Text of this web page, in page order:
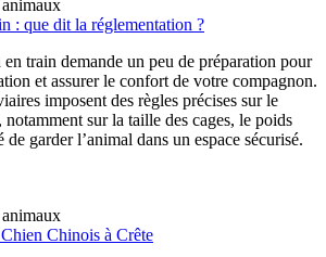
: que dit la réglementation ?
train demande un peu de préparation pour
et assurer le confort de votre compagnon.
imposent des règles précises sur le
sur la taille des cages, le poids
garder l’animal dans un espace sécurisé.
Chinois à Crête